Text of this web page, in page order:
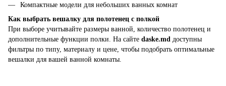
Компактные модели для небольших ванных комнат
Как выбрать вешалку для полотенец с полкой
При выборе учитывайте размеры ванной, количество полотенец и
дополнительные функции полки. На сайте daske.md доступны
фильтры по типу, материалу и цене, чтобы подобрать оптимальные
вешалки для вашей ванной комнаты.